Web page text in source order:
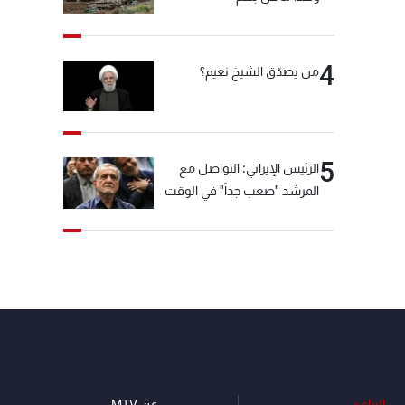
4من يصدّق الشيخ نعيم؟
5الرئيس الإيراني: التواصل مع
المرشد "صعب جداً" في الوقت